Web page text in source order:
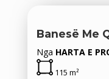
Banesë Me
Nga HARTA E
115 m²